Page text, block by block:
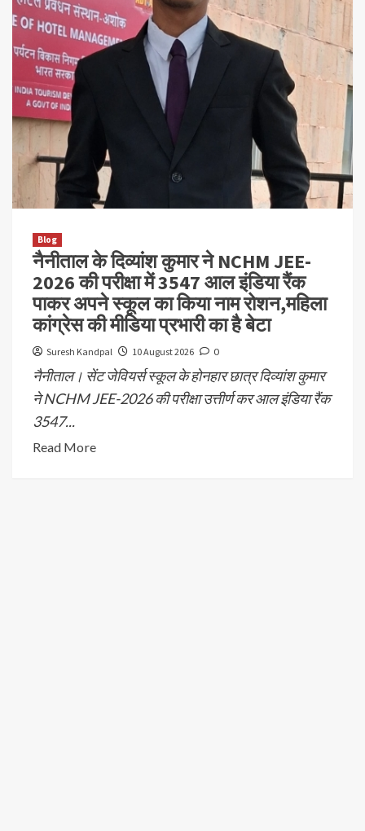
Blog
नैनीताल के दिव्यांश‌ कुमार ने NCHM JEE-
2026 की परीक्षा में 3547 आल इंडिया रैंक
पाकर अपने स्कूल का किया नाम रोशन,महिला
कांग्रेस की मीडिया प्रभारी का है बेटा
Suresh Kandpal 10 August 2026 0
नैनीताल। सेंट जेवियर्स स्कूल के होनहार छात्र दिव्यांश कुमार
ने NCHM JEE-2026 की परीक्षा उत्तीर्ण कर आल इंडिया रैंक
3547...
Read More